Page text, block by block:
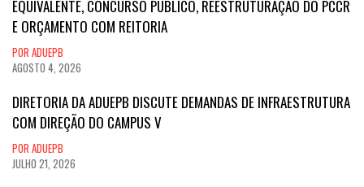
EQUIVALENTE, CONCURSO PÚBLICO, REESTRUTURAÇÃO DO PCCR
E ORÇAMENTO COM REITORIA
POR ADUEPB
AGOSTO 4, 2026
DIRETORIA DA ADUEPB DISCUTE DEMANDAS DE INFRAESTRUTURA
COM DIREÇÃO DO CAMPUS V
POR ADUEPB
JULHO 21, 2026